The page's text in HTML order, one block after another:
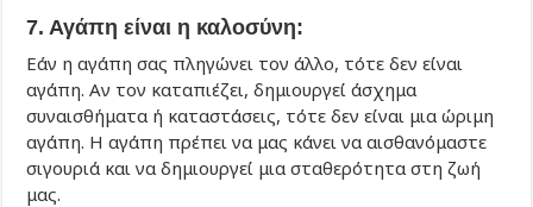
7. Αγάπη είναι η καλοσύνη:
Εάν η αγάπη σας πληγώνει τον άλλο, τότε δεν είναι
αγάπη. Αν τον καταπιέζει, δημιουργεί άσχημα
συναισθήματα ή καταστάσεις, τότε δεν είναι μια ώριμη
αγάπη. Η αγάπη πρέπει να μας κάνει να αισθανόμαστε
σιγουριά και να δημιουργεί μια σταθερότητα στη ζωή
μας.